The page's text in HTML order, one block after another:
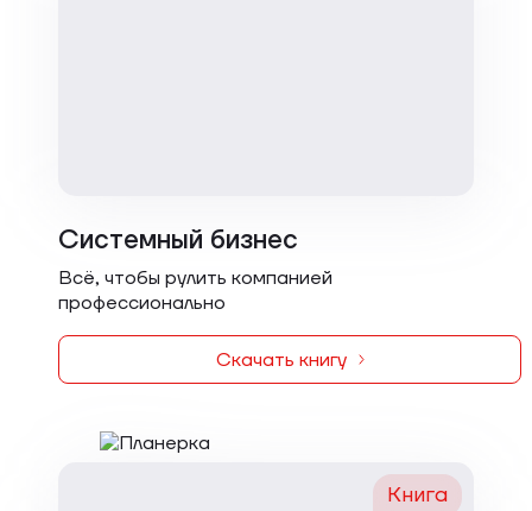
Системный бизнес
Всё, чтобы рулить компанией
профессионально
Скачать книгу
Книга